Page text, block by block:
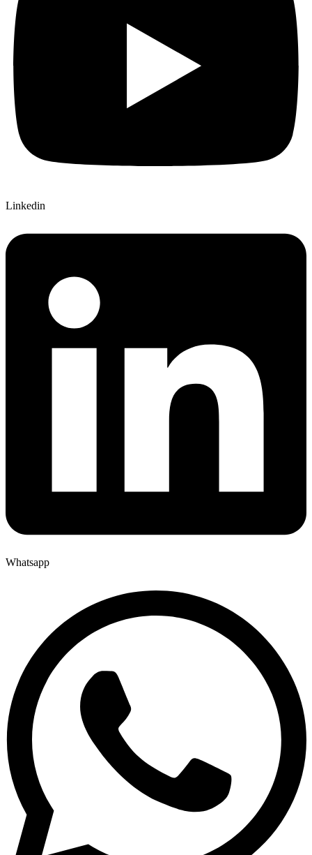
Linkedin
Whatsapp